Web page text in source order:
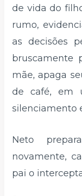
de vida do
rumo,
as decisões
bruscamente
mãe, apaga
de café, em
silenciamento
Neto
novamente,
pai o